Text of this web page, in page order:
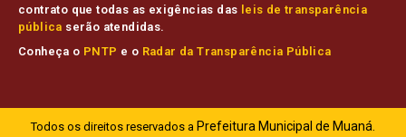
contrato que todas as exigências das leis de transparência
pública serão atendidas.
Conheça o PNTP e o Radar da Transparência Pública
Todos os direitos reservados a Prefeitura Municipal de Muaná.